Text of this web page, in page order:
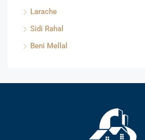
Larache
Sidi Rahal
Beni Mellal